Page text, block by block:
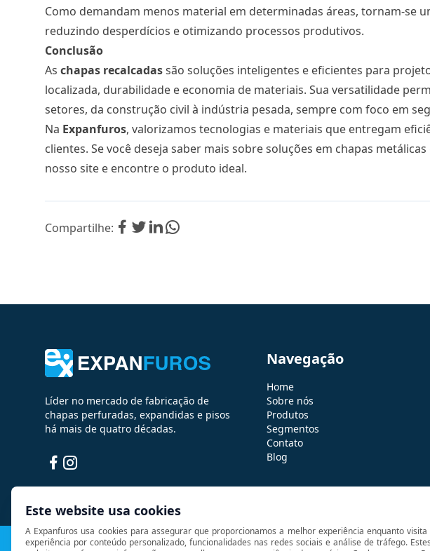
Este website usa cookies
A Expanfuros usa cookies para assegurar que proporcionamos a melhor experiência enquanto
experiência por conteúdo personalizado, funcionalidades nas redes sociais e análise de tráfego.
Como demandam menos material em determinadas áreas, tornam-se
reduzindo desperdícios e otimizando processos produtivos.
Conclusão
As chapas recalcadassão soluções inteligentes e eficientes para
localizada, durabilidade e economia de materiais. Sua versatilidade
setores, da construção civil à indústria pesada, sempre com foco em
Na Expanfuros, valorizamos tecnologias e materiais que entregam
clientes. Se você deseja saber mais sobre soluções em chapas
nosso site e encontre o produto ideal.
Compartilhe:
Líder no mercado de fabricação de
chapas perfuradas, expandidas e pisos
há mais de quatro décadas.
Facebook
Navegação
Home
Sobre nós
Produtos
Segmentos
Contato
Blog
© 2026